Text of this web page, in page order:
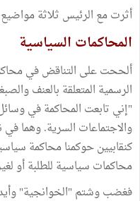
أثرت مع الرئيس ثلاثة
المحاكمات السياسية
ألححت على التناقض في
الرسمية المتعلقة بالعنف
"إني تابعت المحاكمة في وسائل
والاجتماعات السرية. وهما
محاكمات سياسية للطلبة أو
فغضب وشتم "الخوانجية"